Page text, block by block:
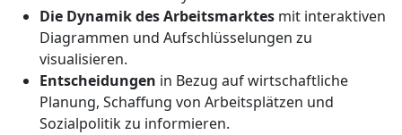
Die Dynamik des Arbeitsmarktes mit interaktiven
Diagrammen und Aufschlüsselungen zu
visualisieren.
Entscheidungen in Bezug auf wirtschaftliche
Planung, Schaffung von Arbeitsplätzen und
Sozialpolitik zu informieren.